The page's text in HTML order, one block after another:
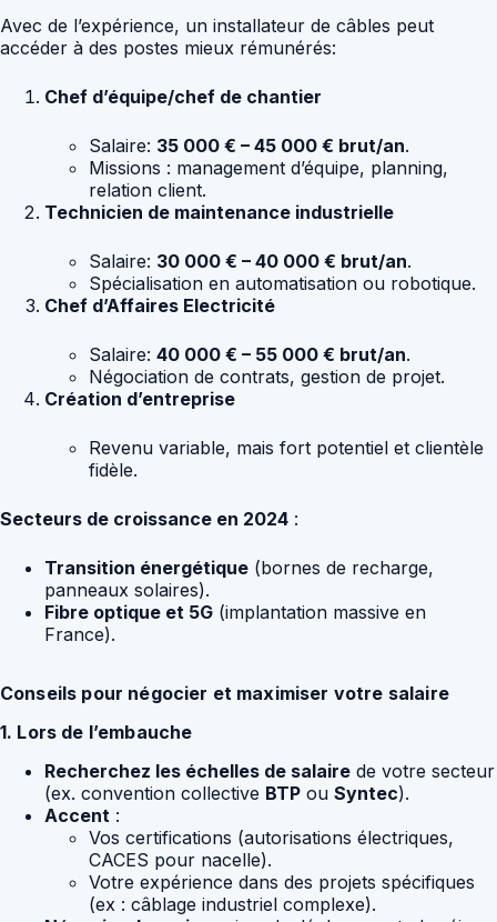
Avec de l’expérience, un installateur de câbles peut
accéder à des postes mieux rémunérés:
Chef d’équipe/chef de chantier
Salaire: 35 000 € – 45 000 € brut/an.
Missions : management d’équipe, planning,
relation client.
Technicien de maintenance industrielle
Salaire: 30 000 € – 40 000 € brut/an.
Spécialisation en automatisation ou robotique.
Chef d’Affaires Electricité
Salaire: 40 000 € – 55 000 € brut/an.
Négociation de contrats, gestion de projet.
Création d’entreprise
Revenu variable, mais fort potentiel et clientèle
fidèle.
Secteurs de croissance en 2024 :
Transition énergétique (bornes de recharge,
panneaux solaires).
Fibre optique et 5G (implantation massive en
France).
Conseils pour négocier et maximiser votre salaire
1. Lors de l’embauche
Recherchez les échelles de salaire de votre secteur
(ex. convention collective BTP ou Syntec).
Accent :
Vos certifications (autorisations électriques,
CACES pour nacelle).
Votre expérience dans des projets spécifiques
(ex : câblage industriel complexe).